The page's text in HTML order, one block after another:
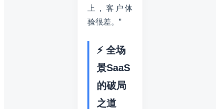
上，客户体
验很差。”
⚡ 全场
景SaaS
的破局
之道